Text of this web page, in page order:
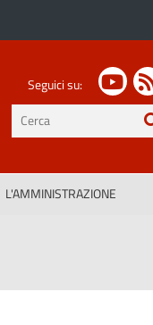
Seguici su:
testo
da
L'AMMINISTRAZIONE